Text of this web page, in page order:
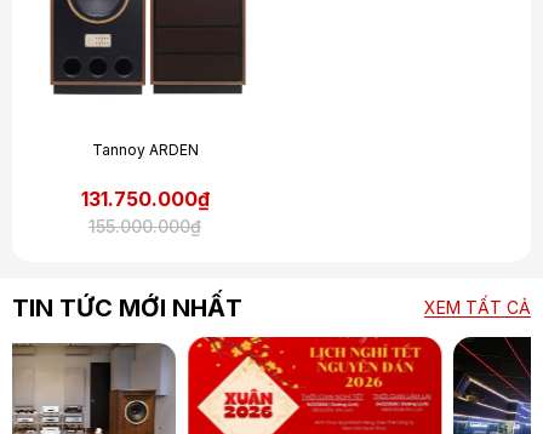
Tannoy ARDEN
131.750.000₫
155.000.000₫
TIN TỨC MỚI NHẤT XEM TẤT CẢ